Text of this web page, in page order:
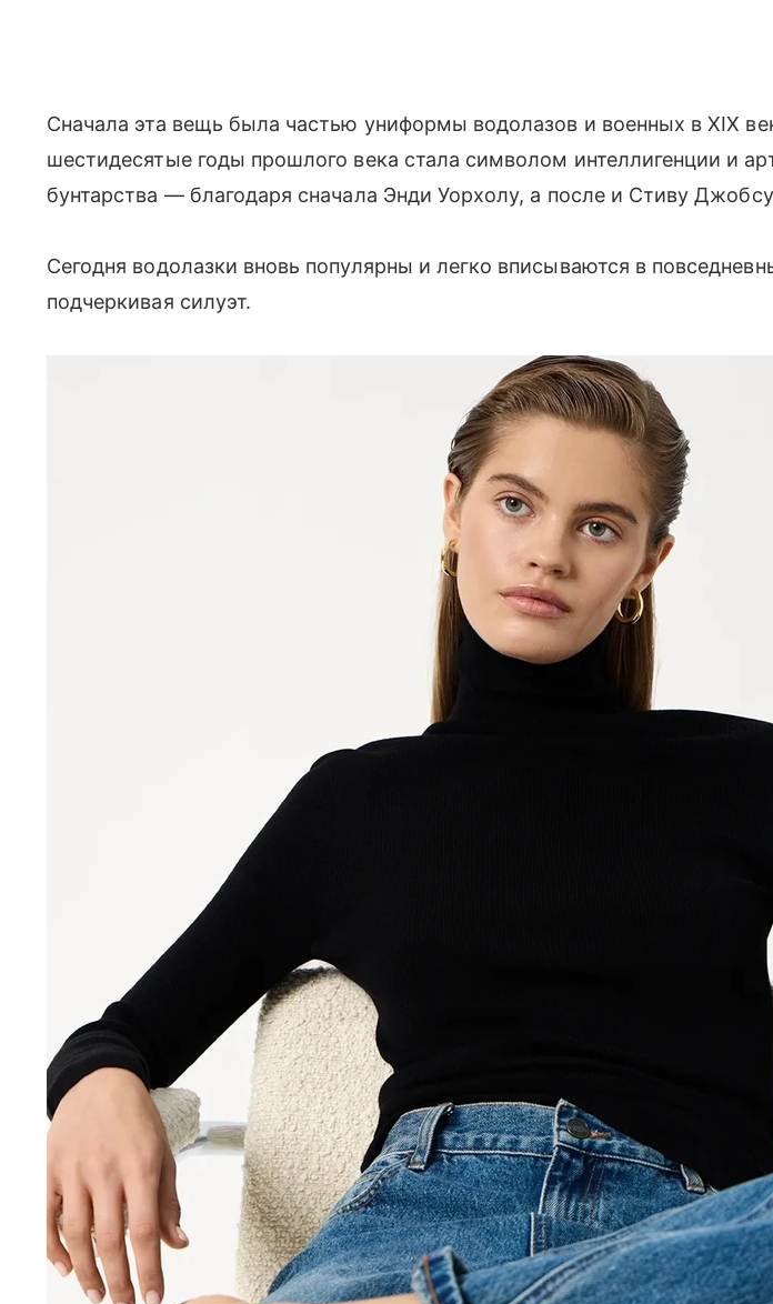
Сначала эта вещь была частью униформы водолазов и военных в XIX
шестидесятые годы прошлого века стала символом интеллигенции и
бунтарства — благодаря сначала Энди Уорхолу, а после и Стиву
Сегодня водолазки вновь популярны и легко вписываются в
подчеркивая силуэт.